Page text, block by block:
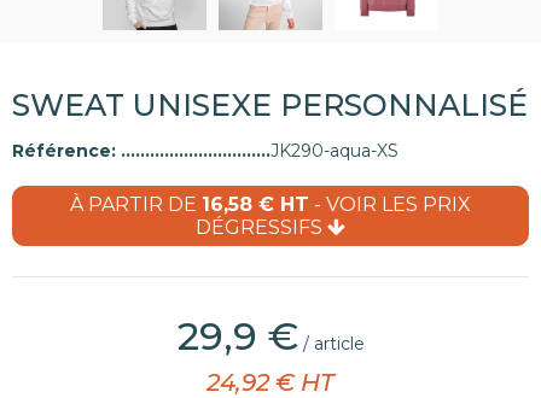
SWEAT UNISEXE PERSONNALISÉ
Référence: JK290-aqua-XS
À PARTIR DE 16,58 € HT - VOIR LES PRIX
DÉGRESSIFS
29,9 €/ article
24,92 € HT